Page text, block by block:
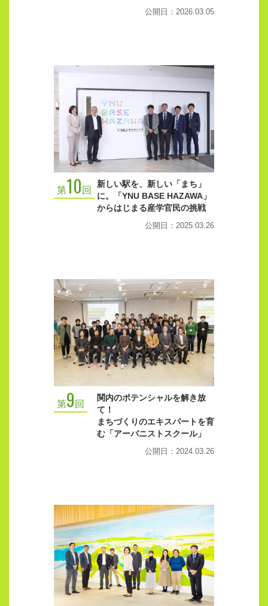
公開日：2026.03.05
第10 回
新しい駅を、新しい「まち」
に。「YNU BASE HAZAWA」
からはじまる産学官民の挑戦
公開日：2025.03.26
第9 回
関内のポテンシャルを解き放
て！
まちづくりのエキスパートを育
む「アーバニストスクール」
公開日：2024.03.26